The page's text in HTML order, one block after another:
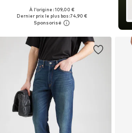
+51
Disponible en plusieurs tailles
Ajouter au panier
À l'origine : 109,00 €
Dernier prix le plus bas :74,90 €